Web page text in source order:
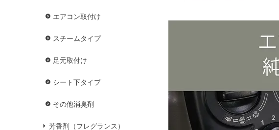
エアコン取付け
スチームタイプ
足元取付け
シート下タイプ
その他消臭剤
芳香剤（フレグランス）